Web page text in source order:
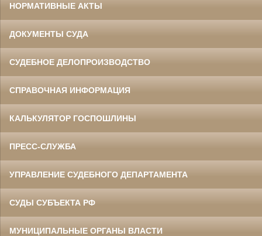
НОРМАТИВНЫЕ АКТЫ
ДОКУМЕНТЫ СУДА
СУДЕБНОЕ ДЕЛОПРОИЗВОДСТВО
СПРАВОЧНАЯ ИНФОРМАЦИЯ
КАЛЬКУЛЯТОР ГОСПОШЛИНЫ
ПРЕСС-СЛУЖБА
УПРАВЛЕНИЕ СУДЕБНОГО ДЕПАРТАМЕНТА
СУДЫ СУБЪЕКТА РФ
МУНИЦИПАЛЬНЫЕ ОРГАНЫ ВЛАСТИ